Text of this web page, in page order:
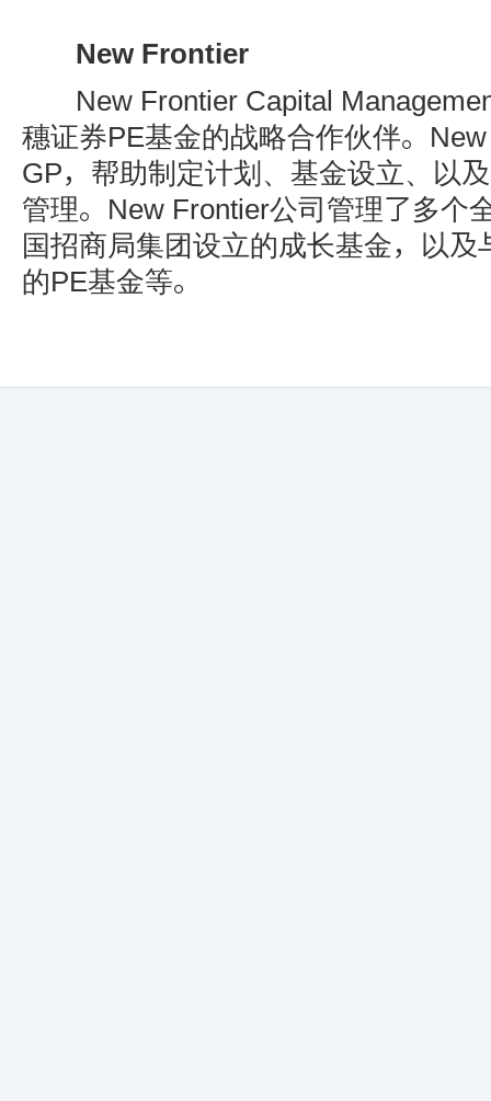
New Frontier
New Frontier Capital
穗证券PE基金的战略合作伙伴。
GP，帮助制定计划、基金设立、以
管理。New Frontier公司管理了多个
国招商局集团设立的成长基金，以及
的PE基金等。